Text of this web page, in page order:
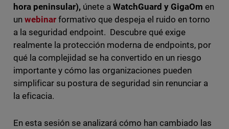
hora peninsular), únete a WatchGuard y GigaOm en
un webinar formativo que despeja el ruido en torno
a la seguridad endpoint. Descubre qué exige
realmente la protección moderna de endpoints, por
qué la complejidad se ha convertido en un riesgo
importante y cómo las organizaciones pueden
simplificar su postura de seguridad sin renunciar a
la eficacia.
En esta sesión se analizará cómo han cambiado las